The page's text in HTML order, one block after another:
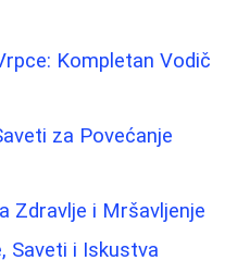
Kompletan Vodič
za Povećanje
Zdravlje i Mršavljenje
Saveti i Iskustva